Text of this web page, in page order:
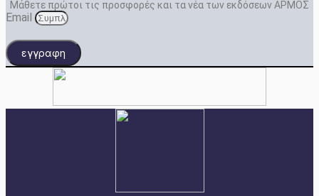
Μάθετε πρώτοι τις προσφορές και τα νέα των εκδόσεων ΑΡΜΟΣ
Email
εγγραφη